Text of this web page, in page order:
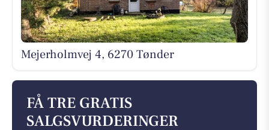
Mejerholmvej 4, 6270 Tønder
FÅ TRE GRATIS
SALGSVURDERINGER